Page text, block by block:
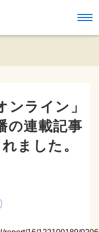
ンライン」
の連載記事
ました。